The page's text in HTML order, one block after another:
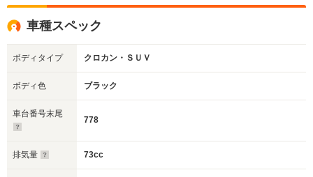
車種スペック
ボディタイプ クロカン・ＳＵＶ
ボディ色 ブラック
車台番号末尾
778
排気量 73cc